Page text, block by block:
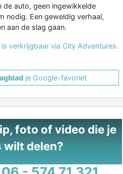
de auto, geen ingewikkelde
nodig. Een geweldig verhaal,
aan de slag gaan.
verkrijgbaar via City Adventures.
je Google-favoriet
foto of video die je
wilt delen?